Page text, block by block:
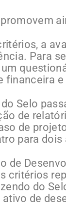
a
Para
financeira
Selo
de
de
para
de
critérios
do
de